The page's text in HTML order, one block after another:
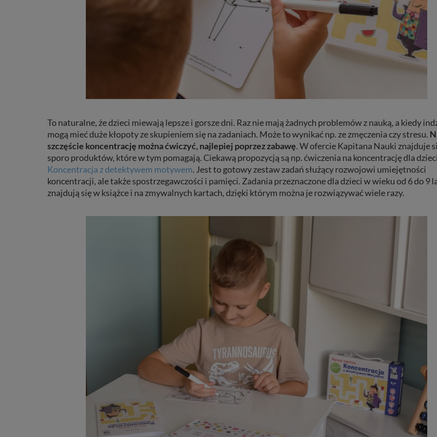
To naturalne, że dzieci miewają lepsze i gorsze dni. Raz nie mają żadnych problemów z nauką, a kiedy
mogą mieć duże kłopoty ze skupieniem się na zadaniach. Może to wynikać np. ze zmęczenia czy stresu.
szczęście koncentrację można ćwiczyć, najlepiej poprzez zabawę. W ofercie Kapitana Nauki znajduje
sporo produktów, które w tym pomagają. Ciekawą propozycją są np. ćwiczenia na koncentrację dla
Koncentracja z detektywem motywem. Jest to gotowy zestaw zadań służący rozwojowi umiejętności
koncentracji, ale także spostrzegawczości i pamięci. Zadania przeznaczone dla dzieci w wieku od 6 do 9
znajdują się w książce i na zmywalnych kartach, dzięki którym można je rozwiązywać wiele razy.